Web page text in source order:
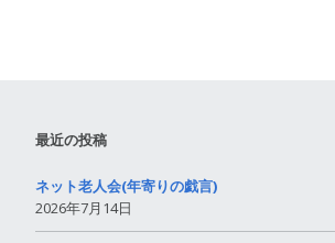
最近の投稿
ネット老人会(年寄りの戯言)
2026年7月14日